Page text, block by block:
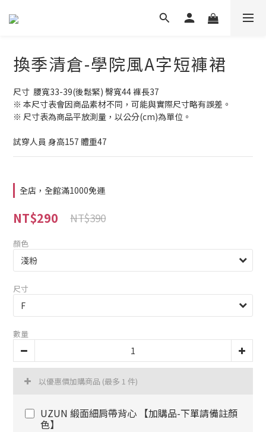
換季清倉-學院風A字短褲裙
尺寸  腰寬33-39(後鬆緊) 臀寬44 褲長37
※ 本尺寸表會因商品素材不同，可能與實際尺寸略有誤差。
※ 尺寸表為商品平放測量，以公分(cm)為單位。
試穿人員 身高157 體重47
全店，全館滿1000免運
NT$290 NT$390
顏色
尺寸
數量
以優惠價加購商品 (最多 1 件)
UZUN 緞面細肩帶背心 【加購品-下單請備註顏
色】